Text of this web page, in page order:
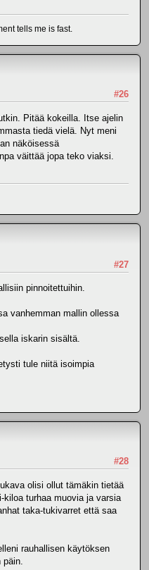
tells me is fast.
#26
Pitää kokeilla. Itse ajelin
tiedä vielä. Nyt meni
näköisessä
väittää jopa teko viaksi.
#27
pinnoitettuihin.
vanhemman mallin ollessa
iskarin sisältä.
tule niitä isoimpia
#28
olisi ollut tämäkin tietää
kiloa turhaa muovia ja varsia
taka-tukivarret että saa
rauhallisen käytöksen